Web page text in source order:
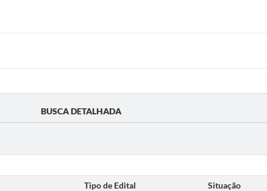
BUSCA DETALHADA
Tipo de Edital Situação